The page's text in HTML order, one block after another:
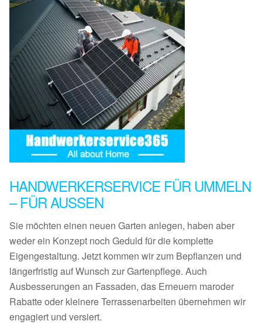
HANDWERKERSERVICE FÜR UMMELN
– FÜR AUSSEN
Sie möchten einen neuen Garten anlegen, haben aber
weder ein Konzept noch Geduld für die komplette
Eigengestaltung. Jetzt kommen wir zum Bepflanzen und
längerfristig auf Wunsch zur Gartenpflege. Auch
Ausbesserungen an Fassaden, das Erneuern maroder
Rabatte oder kleinere Terrassenarbeiten übernehmen wir
engagiert und versiert.